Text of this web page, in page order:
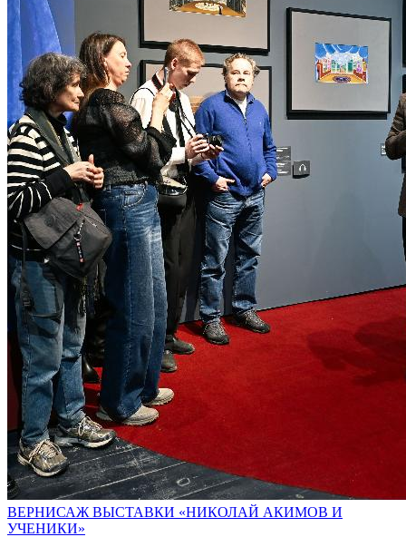
ВЕРНИСАЖ ВЫСТАВКИ «НИКОЛАЙ АКИМОВ И
УЧЕНИКИ»